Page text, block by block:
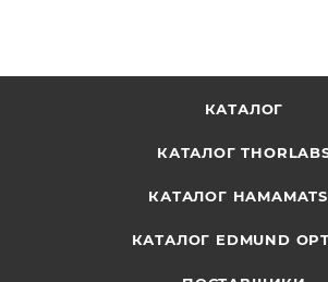
КАТАЛОГ
КАТАЛОГ
КАТАЛОГ
КАТАЛОГ EDMUND